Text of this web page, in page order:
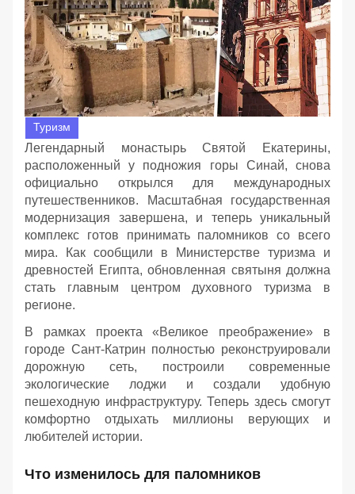
Туризм
Легендарный монастырь Святой Екатерины,
расположенный у подножия горы Синай, снова
официально открылся для международных
путешественников. Масштабная государственная
модернизация завершена, и теперь уникальный
комплекс готов принимать паломников со всего
мира. Как сообщили в Министерстве туризма и
древностей Египта, обновленная святыня должна
стать главным центром духовного туризма в
регионе.
В рамках проекта «Великое преображение» в
городе Сант-Катрин полностью реконструировали
дорожную сеть, построили современные
экологические лоджи и создали удобную
пешеходную инфраструктуру. Теперь здесь смогут
комфортно отдыхать миллионы верующих и
любителей истории.
Что изменилось для паломников